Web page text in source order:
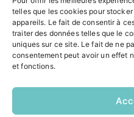
telles que les cookies pour
appareils. Le fait de consentir à
traiter des données telles que le
uniques sur ce site. Le fait de ne
consentement peut avoir un effet
et fonctions.
Contacter la mairie
Pôle santé
Le Saucatais
Formalités administratives
Restauration scolaire